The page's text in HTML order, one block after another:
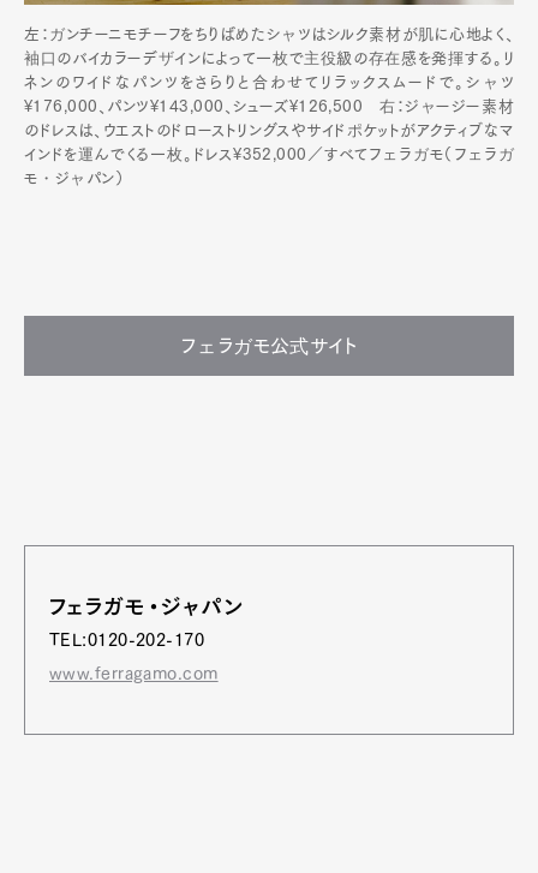
左：ガンチーニモチーフをちりばめたシャツはシルク素材が肌に心地よく、
袖口のバイカラーデザインによって一枚で主役級の存在感を発揮する。リ
ネンのワイドなパンツをさらりと合わせてリラックスムードで。シャツ
¥176,000、パンツ¥143,000、シューズ¥126,500 右：ジャージー素材
のドレスは、ウエストのドローストリングスやサイドポケットがアクティブなマ
インドを運んでくる一枚。ドレス¥352,000／すべてフェラガモ（フェラガ
モ・ジャパン）
フェラガモ公式サイト
フェラガモ・ジャパン
TEL:0120-202-170
www.ferragamo.com